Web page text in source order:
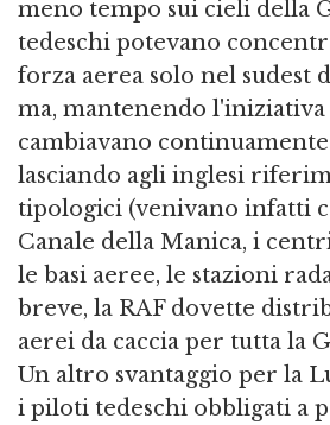
meno tempo sui cieli della
tedeschi potevano
forza aerea solo nel
ma, mantenendo l'iniziativa
cambiavano
lasciando agli inglesi
tipologici (venivano infatti
Canale della Manica, i
le basi aeree, le stazioni
breve, la RAF dovette
aerei da caccia per tutta la
Un altro svantaggio per la
i piloti tedeschi obbligati a